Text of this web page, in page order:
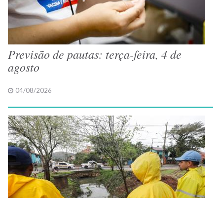
Previsão de pautas: terça-feira, 4 de
agosto
04/08/2026